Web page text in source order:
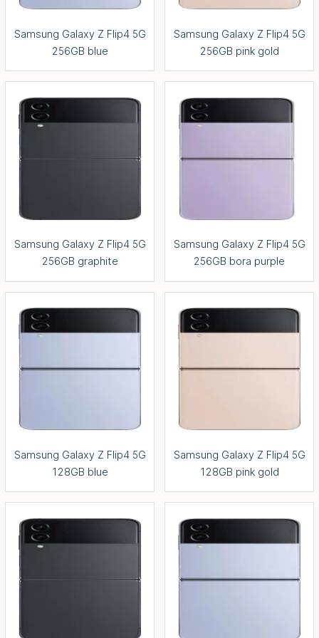
Samsung Galaxy Z Flip4 5G
256GB blue
Samsung Galaxy Z Flip4 5G
256GB pink gold
Samsung Galaxy Z Flip4 5G
256GB graphite
Samsung Galaxy Z Flip4 5G
256GB bora purple
Samsung Galaxy Z Flip4 5G
128GB blue
Samsung Galaxy Z Flip4 5G
128GB pink gold